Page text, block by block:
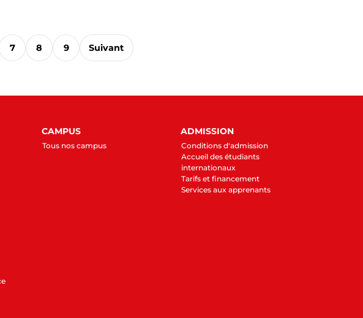
7 8 9 Suivant
CAMPUS
Tous nos campus
ADMISSION
Conditions d'admission
Accueil des étudiants
internationaux
Tarifs et financement
Services aux apprenants